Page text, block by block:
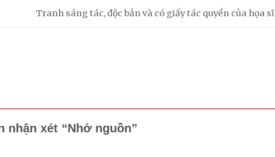
Tranh sáng tác, độc bản và có giấy tác quyền của họa sĩ
nhận xét “Nhớ nguồn”